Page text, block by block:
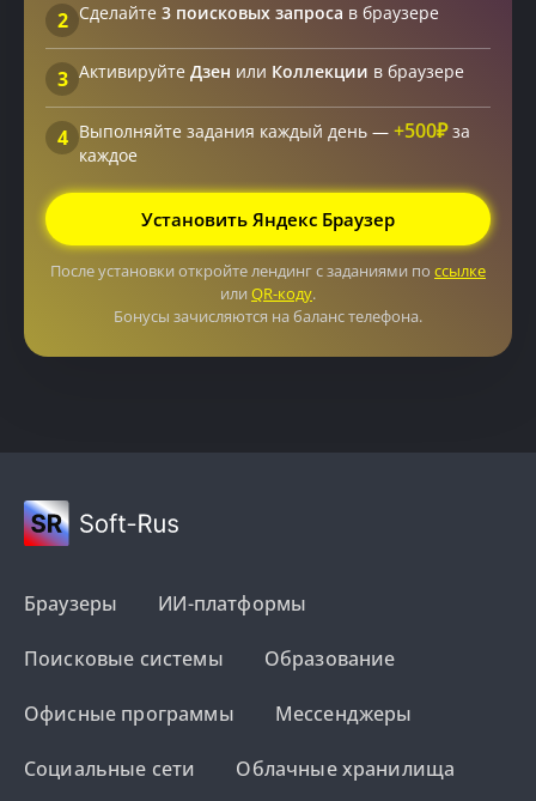
2 Сделайте 3 поисковых запроса в браузере
3 Активируйте Дзен или Коллекции в браузере
4 Выполняйте задания каждый день — +500₽за
каждое
Установить Яндекс Браузер
После установки откройте лендинг с заданиями по ссылке
или QR-коду.
Бонусы зачисляются на баланс телефона.
Браузеры ИИ-платформы
Поисковые системы Образование
Офисные программы Мессенджеры
Социальные сети Облачные хранилища